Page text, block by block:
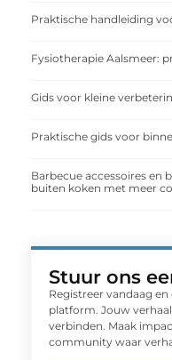
Praktische handleiding
Fysiotherapie Aalsmeer:
Gids voor kleine
Praktische gids voor
Barbecue accessoires en
buiten koken met meer
Stuur ons
Registreer vandaag
platform. Jouw
verbinden. Maak
community waar